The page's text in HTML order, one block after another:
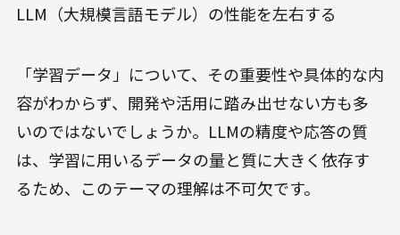
LLM（大規模言語モデル）の性能を左右する
「学習データ」について、その重要性や具体的な内
容がわからず、開発や活用に踏み出せない方も多
いのではないでしょうか。LLMの精度や応答の質
は、学習に用いるデータの量と質に大きく依存す
るため、このテーマの理解は不可欠です。